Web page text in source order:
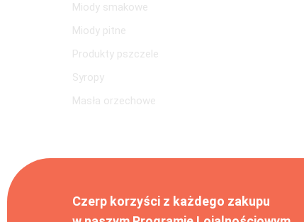
Miody smakowe
Miody pitne
Produkty pszczele
Syropy
Masła orzechowe
Czerp korzyści z każdego zakupu